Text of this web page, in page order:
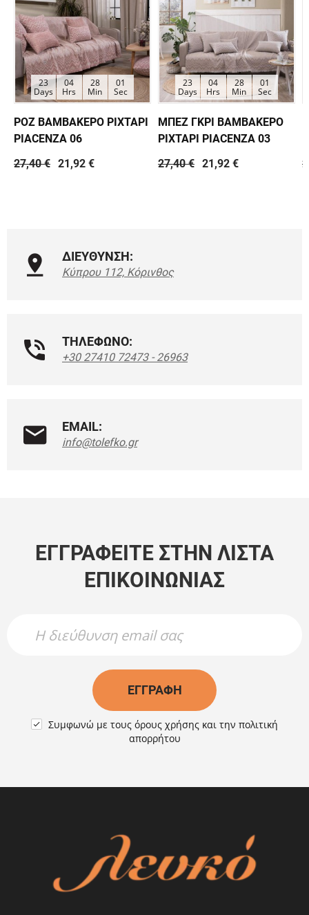
23
Days
04
Hrs
28
Min
01
Sec
ΡΟΖ ΒΑΜΒΑΚΕΡΟ ΡΙΧΤΑΡΙ
PIACENZA 06
27,40 € 21,92 €
23
Days
04
Hrs
28
Min
01
Sec
ΜΠΕΖ ΓΚΡΙ ΒΑΜΒΑΚΕΡΟ
ΡΙΧΤΑΡΙ PIACENZA 03
27,40 € 21,92 €
ΔΙΕΥΘΥΝΣΗ:
Κύπρου 112, Κόρινθος
ΤΗΛΕΦΩΝΟ:
+30 27410 72473 - 26963
EMAIL:
info@tolefko.gr
ΕΓΓΡΑΦΕΊΤΕ ΣΤΗΝ ΛΊΣΤΑ
ΕΠΙΚΟΙΝΩΝΊΑΣ
ΕΓΓΡΑΦΉ
 Συμφωνώ με τους όρους χρήσης και την πολιτική
απορρήτου